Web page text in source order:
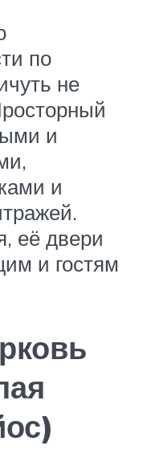
по
не
и
и
её двери
и гостям